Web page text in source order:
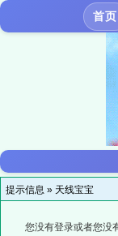
首页
提示信息 » 天线宝宝
您没有登录或者您没